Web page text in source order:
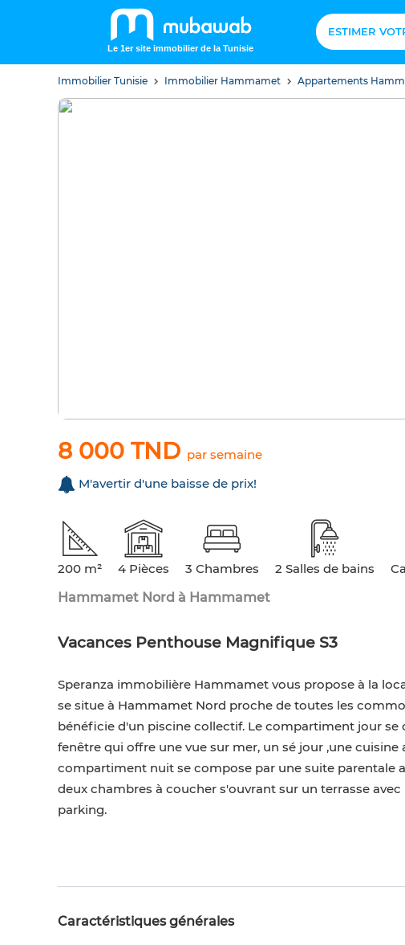
Le 1er site immobilier de la Tunisie
ESTIMER
Immobilier Tunisie Immobilier Hammamet Appartements
8 000 TND par semaine
M'avertir d'une baisse de prix!
200 m² 4 Pièces 3 Chambres 2 Salles de bains
Hammamet Nord à Hammamet
Vacances Penthouse Magnifique S3
Speranza immobilière Hammamet vous propose à la
se situe à Hammamet Nord proche de toutes les
bénéficie d'un piscine collectif. Le compartiment jour se
fenêtre qui offre une vue sur mer, un sé jour ,une
compartiment nuit se compose par une suite parentale
deux chambres à coucher s'ouvrant sur un terrasse
parking.
Caractéristiques générales